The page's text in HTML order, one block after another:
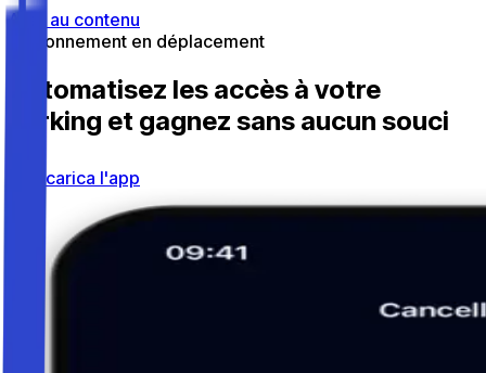
Aller au contenu
Stationnement en déplacement
Automatisez les accès à votre
parking et gagnez sans aucun souci
Scarica l'app